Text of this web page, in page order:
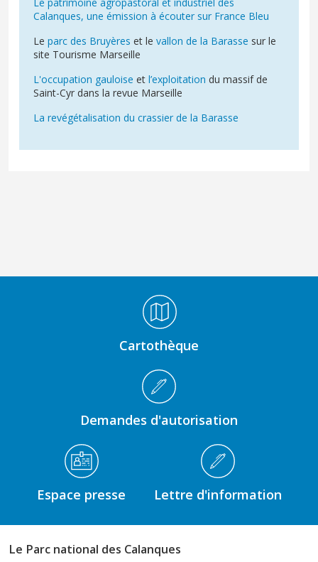
Calanques, une émission à écouter sur France Bleu
Le parc des Bruyères et le vallon de la Barasse sur le
site Tourisme Marseille
L'occupation gauloise et l’exploitation du massif de
Saint-Cyr dans la revue Marseille
La revégétalisation du crassier de la Barasse
Cartothèque
Demandes d'autorisation
Espace presse Lettre d'information
Le Parc national des Calanques